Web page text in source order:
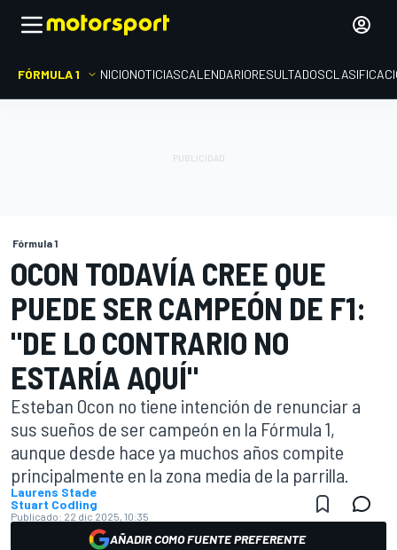
FÓRMULA 1 INICIONOTICIASCALENDARIORESULTADOS
Fórmula 1
OCON TODAVÍA CREE QUE
PUEDE SER CAMPEÓN DE F1:
"DE LO CONTRARIO NO
ESTARÍA AQUÍ"
Esteban Ocon no tiene intención de renunciar a
sus sueños de ser campeón en la Fórmula 1,
aunque desde hace ya muchos años compite
principalmente en la zona media de la parrilla.
Laurens Stade
Stuart Codling
Publicado: 22 dic 2025, 10:35
AÑADIR COMO FUENTE PREFERENTE